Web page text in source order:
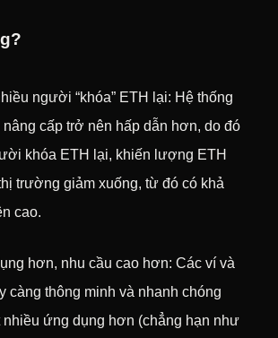
người “khóa” ETH lại: Hệ thống
cấp trở nên hấp dẫn hơn, do đó
khóa ETH lại, khiến lượng ETH
trường giảm xuống, từ đó có khả
cao.
hơn, nhu cầu cao hơn: Các ví và
càng thông minh và nhanh chóng
nhiều ứng dụng hơn (chẳng hạn như